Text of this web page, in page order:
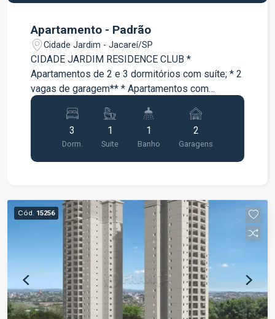
Apartamento - Padrão
Cidade Jardim - Jacareí/SP
CIDADE JARDIM RESIDENCE CLUB *
Apartamentos de 2 e 3 dormitórios com suíte; * 2
vagas de garagem** * Apartamentos com
varanda * Lazer completo entregue e equipado e
decorado;
3
Dorm.
1
Suite
1
Banho
2
Garagens
Cód. 15256